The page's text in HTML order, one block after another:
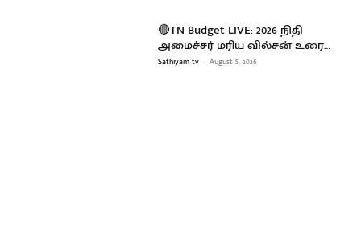
🔴TN Budget LIVE: 2026 நிதி
அமைச்சர் மரிய வில்சன் உரை…
Sathiyam tv - August 5, 2026